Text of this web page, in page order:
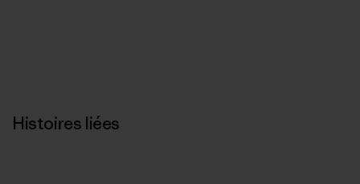
Histoires liées